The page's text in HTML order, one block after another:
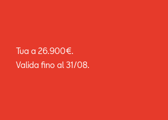
Tua a 26.900€.
Valida fino al 31/08.